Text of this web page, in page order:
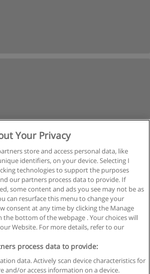
Siguiente
Página1de 2
Reglas de uso
Your Privacy
store and access personal data, like
identifiers, on your device. Selecting I
technologies to support the purposes
our partners process data to provide. If
some content and ads you see may not be as
can resurface this menu to change your
consent at any time by clicking the Manage
the bottom of the webpage . Your choices will
Website. For more details, refer to our
process data to provide:
data. Actively scan device characteristics for
and/or access information on a device.